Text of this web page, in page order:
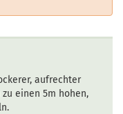
aufrechter
einen 5m hohen,